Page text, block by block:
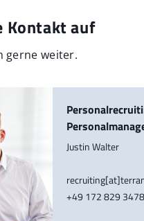
Kontakt auf
gerne weiter.
Justin Walter
+49 172 829 3478